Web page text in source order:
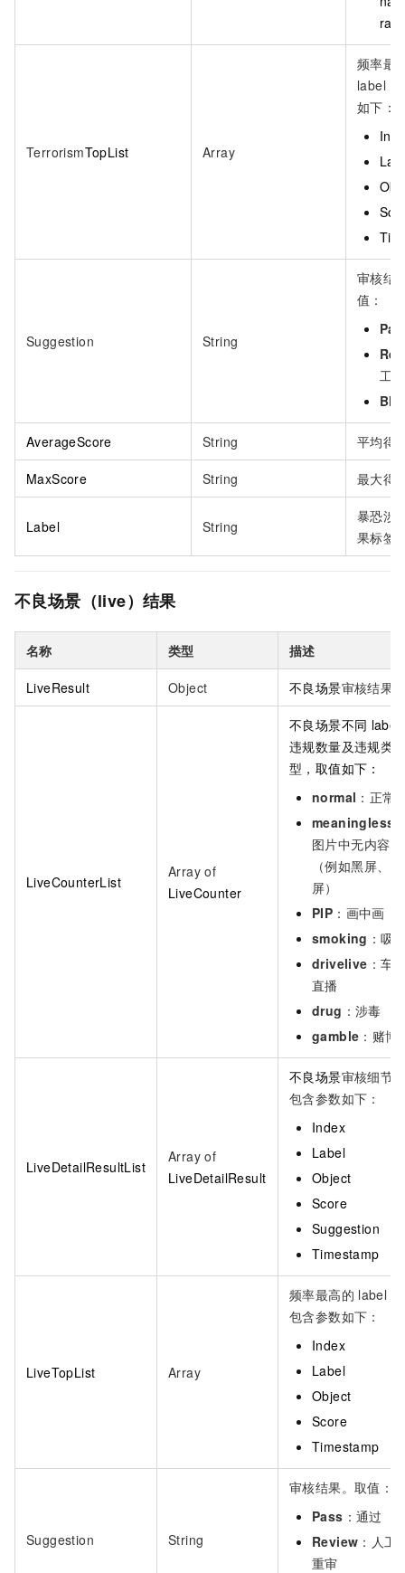
TerrorismTopList Array
频率最
label，
如下：
Suggestion String
审核结
值：
工
AverageScore String 平均得
MaxScore String 最大得
Label String
暴恐涉
果标签
不良场景（live）结果
名称 类型 描述
LiveResult Object 不良场景审核结果
LiveCounterList
Array of
LiveCounter
不良场景不同 label
违规数量及违规类
型 ，取值如下：
normal ：正常
meaningless
图片中无内容
（例如黑屏、白
屏）
PIP ：画中画
smoking ：吸
drivelive ：车
直播
drug ：涉毒
gamble ：赌博
LiveDetailResultList
Array of
LiveDetailResult
不良场景审核细节
包含参数如下：
Index
Label
Object
Score
Suggestion
Timestamp
LiveTopList Array
频率最高的 label，
包含参数如下：
Index
Label
Object
Score
Timestamp
Suggestion String
审核结果。取值：
Pass ：通过
Review ：人工
重审